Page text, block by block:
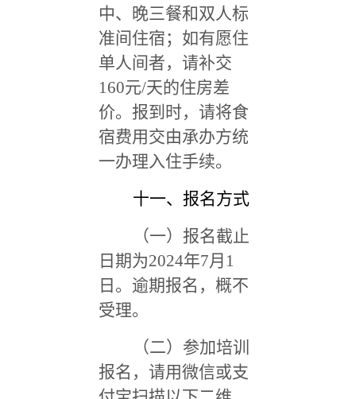
中、晚三餐和双人标
准间住宿；如有愿住
单人间者，请补交
160元/天的住房差
价。报到时，请将食
宿费用交由承办方统
一办理入住手续。
十一、报名方式
（一）报名截止
日期为2024年7月1
日。逾期报名，概不
受理。
（二）参加培训
报名，请用微信或支